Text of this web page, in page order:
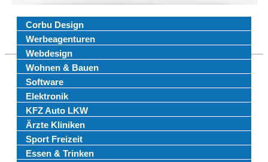
Corbu Design
Werbeagenturen
Webdesign
Wohnen & Bauen
Software
Elektronik
KFZ Auto LKW
Ärzte Kliniken
Sport Freizeit
Essen & Trinken